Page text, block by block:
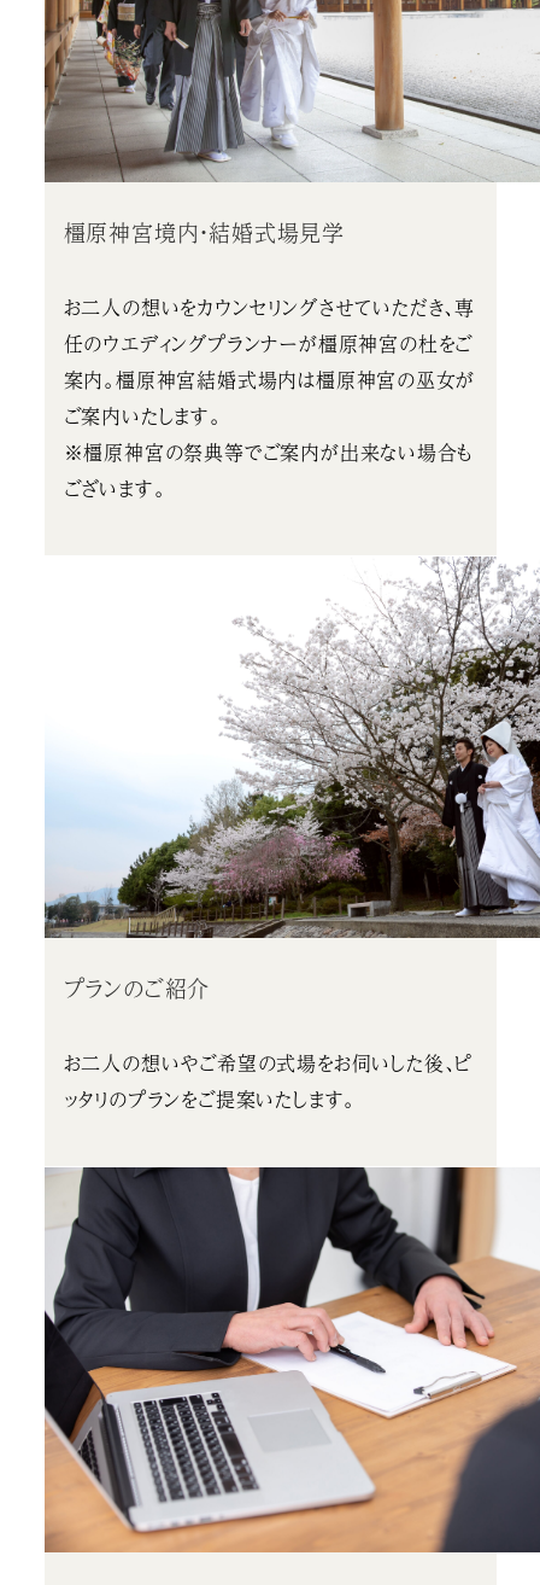
橿原神宮境内・結婚式場見学
お二人の想いをカウンセリングさせていただき、専
任のウエディングプランナーが橿原神宮の杜をご
案内。橿原神宮結婚式場内は橿原神宮の巫女が
ご案内いたします。
※橿原神宮の祭典等でご案内が出来ない場合も
ございます。
プランのご紹介
お二人の想いやご希望の式場をお伺いした後、ピ
ッタリのプランをご提案いたします。